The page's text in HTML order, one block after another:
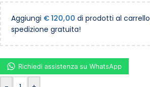
Aggiungi €120,00 di prodotti al
spedizione gratuita!
Richiedi assistenza su WhatsApp